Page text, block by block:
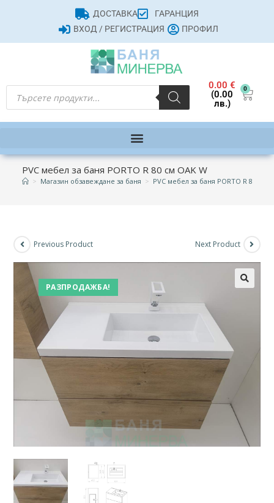
ДОСТАВКА
ГАРАНЦИЯ
ВХОД / РЕГИСТРАЦИЯ
ПРОФИЛ
0.00€
(0.00
лв.)
0
PVC мебел за баня PORTO R 80 см OAK W
> Магазин обзавеждане за баня > PVC мебел за баня PORTO R 80 см
РАЗПРОДАЖБА!
Previous Product Next Product